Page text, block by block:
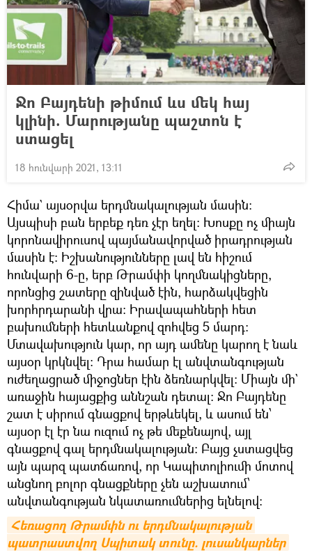
Ջո Բայդենի թիմում ևս մեկ հայ
կլինի. Մարությանը պաշտոն է
ստացել
18 հունվարի 2021, 13:11
Հիմա` այսօրվա երդմնակալության մասին։
Այսպիսի բան երբեք դեռ չէր եղել։ Խոսքը ոչ միայն
կորոնավիրուսով պայմանավորված իրադրության
մասին է։ Իշխանությունները լավ են հիշում
հունվարի 6-ը, երբ Թրամփի կողմնակիցները,
որոնցից շատերը զինված էին, հարձակվեցին
խորհրդարանի վրա։ Իրավապահների հետ
բախումների հետևանքով զոհվեց 5 մարդ։
Մտավախություն կար, որ այդ ամենը կարող է նաև
այսօր կրկնվել։ Դրա համար էլ անվտանգության
ուժեղացրած միջոցներ էին ձեռնարկվել։ Միայն մի`
առաջին հայացքից աննշան դետալ։ Ջո Բայդենը
շատ է սիրում գնացքով երթևեկել, և ասում են՝
այսօր էլ էր նա ուզում ոչ թե մեքենայով, այլ
գնացքով գալ երդմնակալության։ Բայց չստացվեց
այն պարզ պատճառով, որ Կապիտոլիումի մոտով
անցնող բոլոր գնացքները չեն աշխատում՝
անվտանգության նկատառումներից ելնելով։
Հեռացող Թրամփն ու երդմնակալության
պատրաստվող Սպիտակ տունը. լուսանկարներ